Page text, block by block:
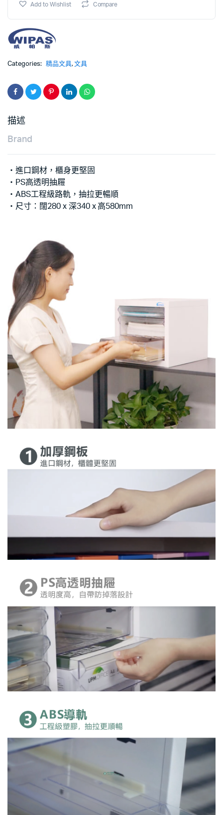
Add to Wishlist Compare
Categories: 精品文具,文具
描述
Brand
‧進口鋼材，櫃身更堅固
‧PS高透明抽屜
‧ABS工程級路軌，抽拉更暢順
‧尺寸：闊280 x 深340 x 高580mm